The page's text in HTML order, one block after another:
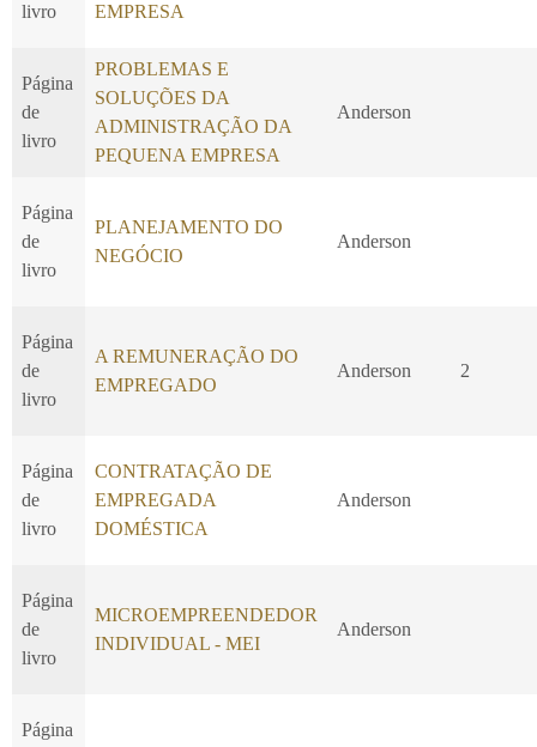
livro
EMPRESA
Página
de
livro
PROBLEMAS E
SOLUÇÕES DA
ADMINISTRAÇÃO DA
PEQUENA EMPRESA
Anderson
Página
de
livro
PLANEJAMENTO DO
NEGÓCIO
Anderson
Página
de
livro
A REMUNERAÇÃO DO
EMPREGADO
Anderson 2
Página
de
livro
CONTRATAÇÃO DE
EMPREGADA
DOMÉSTICA
Anderson
Página
de
livro
MICROEMPREENDEDOR
INDIVIDUAL - MEI
Anderson
Página